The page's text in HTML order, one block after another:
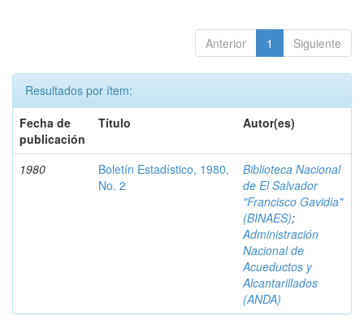
Anterior 1 Siguiente
Resultados por ítem:
Fecha de
publicación
Título Autor(es)
1980
Boletín Estadístico, 1980,
No. 2
Biblioteca Nacional
de El Salvador
"Francisco Gavidia"
(BINAES);
Administración
Nacional de
Acueductos y
Alcantarillados
(ANDA)